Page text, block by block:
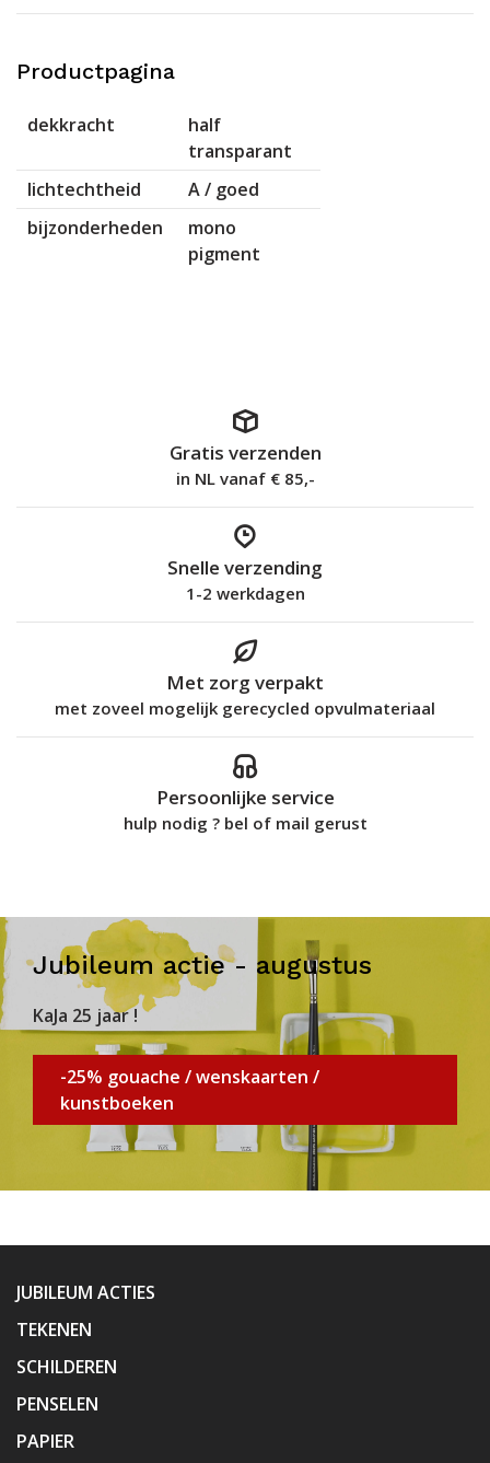
Productpagina
dekkracht
half
transparant
lichtechtheid
A / goed
bijzonderheden
mono
pigment
Gratis verzenden
in NL vanaf € 85,-
Snelle verzending
1-2 werkdagen
Met zorg verpakt
met zoveel mogelijk gerecycled opvulmateriaal
Persoonlijke service
hulp nodig ? bel of mail gerust
Jubileum actie - augustus
KaJa 25 jaar !
-25% gouache / wenskaarten /
kunstboeken
JUBILEUM ACTIES
TEKENEN
SCHILDEREN
PENSELEN
PAPIER